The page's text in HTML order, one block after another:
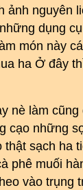
ảnh nguyên
dụng
món này
ha Ở đây
nè làm
cạo những
sạch ha
phê muối
vào trụng